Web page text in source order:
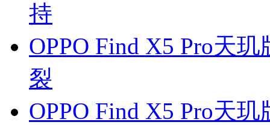
持
OPPO Find X5 Pro天
裂
OPPO Find X5 Pro天